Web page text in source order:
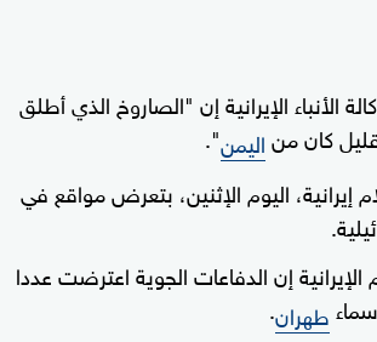
الأنباء الإيرانية إن "الصاروخ الذي أطلق
كان مناليمن".
إيرانية، اليوم الإثنين، بتعرض مواقع في
إن الدفاعات الجوية اعترضت عددا
طهران.